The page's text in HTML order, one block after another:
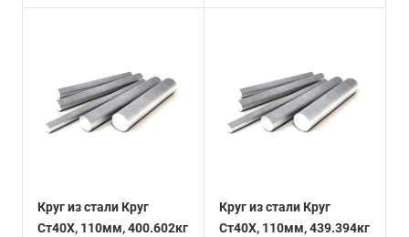
Круг из стали Круг
Ст40Х, 110мм, 400.602кг
Круг из стали Круг
Ст40Х, 110мм, 439.394кг